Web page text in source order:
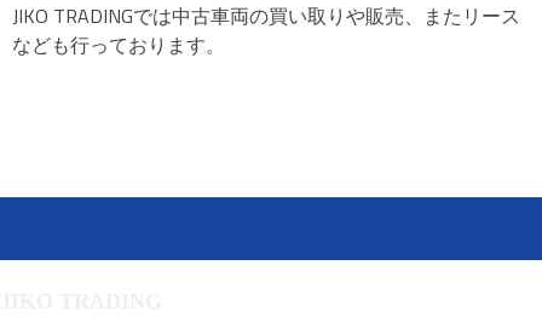
JIKO TRADINGでは中古車両の買い取りや販売、またリース
なども行っております。